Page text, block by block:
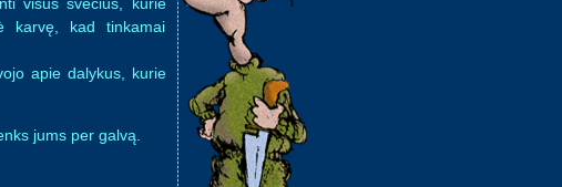
karvę, kad tinkamai
apie dalykus, kurie
jums per galvą.